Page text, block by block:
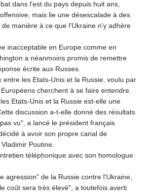
PGK 5.095641
PHP 70.241488
PKR 320.115879
PYG 6856.089901
QAR 4.214894
RON 5.236955
RSD 117.384082
RUB 95.549993
RWF 1695.516834
SAR 4.329547
SBD 9.325255
SCR 17.016079
SDG 694.270285
SEK 10.959668
SLE 28.426733
SOS 659.000879
dans l'est du pays depuis huit ans,
mais lie une désescalade à des
manière à ce que l'Ukraine n'y adhère
inacceptable en Europe comme en
a néanmoins promis de remettre
écrite aux Russes.
entre les Etats-Unis et la Russie, voulu par
cherchent à se faire entendre.
Etats-Unis et la Russie est-elle une
discussion a-t-elle donné des résultats
vu", a lancé le président français
à avoir son propre canal de
Poutine.
téléphonique avec son homologue
agression" de la Russie contre l'Ukraine,
coût sera très élevé", a toutefois averti